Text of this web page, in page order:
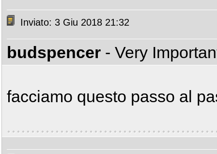
Inviato: 3 Giu 2018 21:32
budspencer - Very
facciamo questo passo al